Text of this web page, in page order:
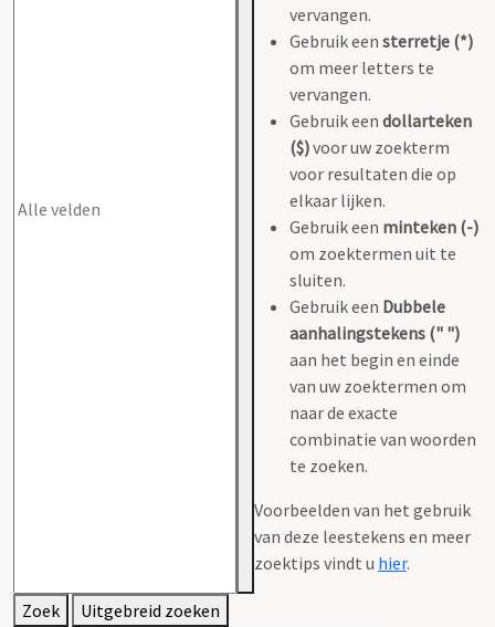
vervangen.
Gebruik een sterretje (*)
om meer letters te
vervangen.
Gebruik een dollarteken
($)voor uw zoekterm
voor resultaten die op
elkaar lijken.
Gebruik een minteken (-)
om zoektermen uit te
sluiten.
Gebruik een Dubbele
aanhalingstekens (" ")
aan het begin en einde
van uw zoektermen om
naar de exacte
combinatie van woorden
te zoeken.
Voorbeelden van het gebruik
van deze leestekens en meer
zoektips vindt u hier.
Zoek
Uitgebreid zoeken